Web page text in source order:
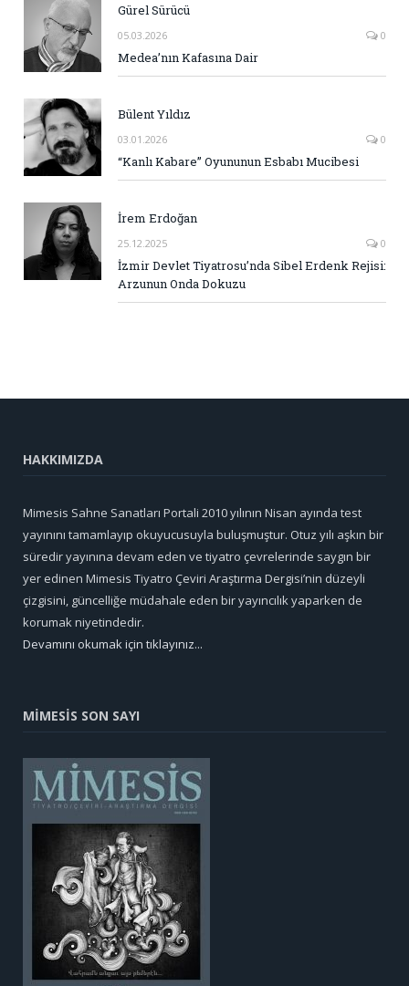
Gürel Sürücü
05.03.2026 0
Medea’nın Kafasına Dair
Bülent Yıldız
03.01.2026 0
“Kanlı Kabare” Oyununun Esbabı Mucibesi
İrem Erdoğan
25.12.2025 0
İzmir Devlet Tiyatrosu’nda Sibel Erdenk Rejisi:
Arzunun Onda Dokuzu
HAKKIMIZDA
Mimesis Sahne Sanatları Portali 2010 yılının Nisan ayında test
yayınını tamamlayıp okuyucusuyla buluşmuştur. Otuz yılı aşkın bir
süredir yayınına devam eden ve tiyatro çevrelerinde saygın bir
yer edinen Mimesis Tiyatro Çeviri Araştırma Dergisi’nin düzeyli
çizgisini, güncelliğe müdahale eden bir yayıncılık yaparken de
korumak niyetindedir.
Devamını okumak için tıklayınız...
MİMESİS SON SAYI